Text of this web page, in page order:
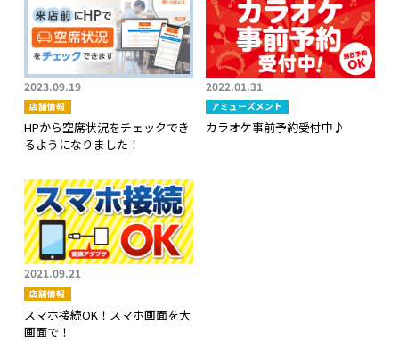
2023.09.19
店舗情報
HPから空席状況をチェックでき
るようになりました！
2022.01.31
アミューズメント
カラオケ事前予約受付中♪
2021.09.21
店舗情報
スマホ接続OK！スマホ画面を大
画面で！